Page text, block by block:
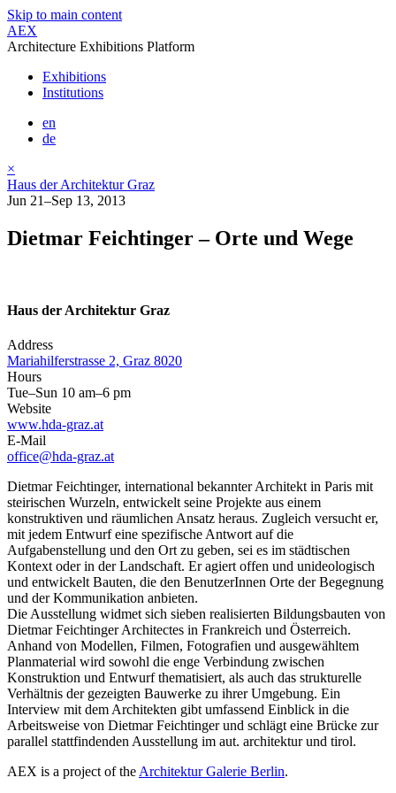
Skip to main content
AEX
Architecture Exhibitions Platform
Exhibitions
Institutions
en
de
×
Haus der Architektur Graz
Jun 21–Sep 13, 2013
Dietmar Feichtinger – Orte und Wege
Haus der Architektur Graz
Address
Mariahilferstrasse 2, Graz 8020
Hours
Tue–Sun 10 am–6 pm
Website
www.hda-graz.at
E-Mail
office@hda-graz.at
Dietmar Feichtinger, international bekannter Architekt in Paris mit
steirischen Wurzeln, entwickelt seine Projekte aus einem
konstruktiven und räumlichen Ansatz heraus. Zugleich versucht er,
mit jedem Entwurf eine spezifische Antwort auf die
Aufgabenstellung und den Ort zu geben, sei es im städtischen
Kontext oder in der Landschaft. Er agiert offen und unideologisch
und entwickelt Bauten, die den BenutzerInnen Orte der Begegnung
und der Kommunikation anbieten.
Die Ausstellung widmet sich sieben realisierten Bildungsbauten von
Dietmar Feichtinger Architectes in Frankreich und Österreich.
Anhand von Modellen, Filmen, Fotografien und ausgewähltem
Planmaterial wird sowohl die enge Verbindung zwischen
Konstruktion und Entwurf thematisiert, als auch das strukturelle
Verhältnis der gezeigten Bauwerke zu ihrer Umgebung. Ein
Interview mit dem Architekten gibt umfassend Einblick in die
Arbeitsweise von Dietmar Feichtinger und schlägt eine Brücke zur
parallel stattfindenden Ausstellung im aut. architektur und tirol.
AEX is a project of the Architektur Galerie Berlin.